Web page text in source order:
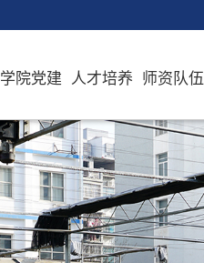
学院党建 人才培养 师资队伍